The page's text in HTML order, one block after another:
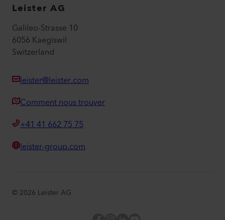
Leister AG
Galileo-Strasse 10
6056 Kaegiswil
Switzerland
leister@leister.com
Comment nous trouver
+41 41 662 75 75
leister-group.com
© 2026 Leister AG